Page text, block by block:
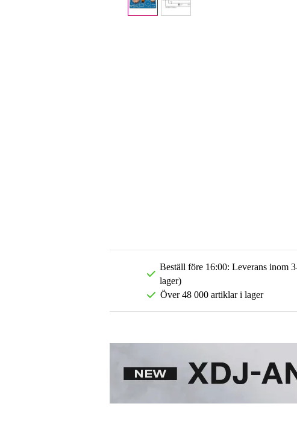
Beställ före 16:00: Leverans inom
lager)
Över 48 000 artiklar i lager